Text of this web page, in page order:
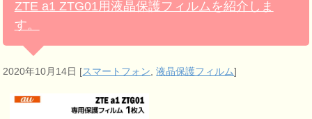
ZTE a1 ZTG01用液晶保護フィルムを紹介しま
す。
2020年10月14日 [スマートフォン ,液晶保護フィルム]